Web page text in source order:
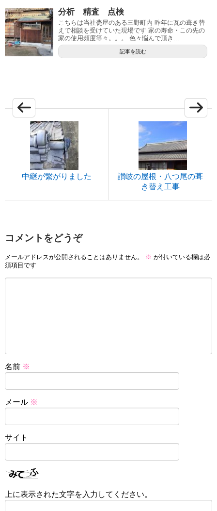
分析 精査 点検
こちらは当社甍屋のある三野町内 昨年に瓦の葺き替
えで相談を受けていた現場です 家の寿命・この先の
家の使用頻度等々。。。 色々悩んで頂き...
記事を読む
中継が繋がりました
讃岐の屋根・八つ尾の葺
き替え工事
コメントをどうぞ
メールアドレスが公開されることはありません。 ※ が付いている欄は必
須項目です
名前 ※
メール ※
サイト
上に表示された文字を入力してください。